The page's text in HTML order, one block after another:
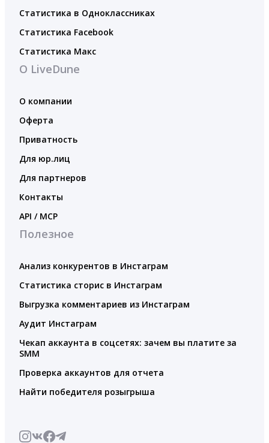
Статистика в Одноклассниках
Статистика Facebook
Статистика Макс
О LiveDune
О компании
Оферта
Приватность
Для юр.лиц
Для партнеров
Контакты
API / MCP
Полезное
Анализ конкурентов в Инстаграм
Статистика сторис в Инстаграм
Выгрузка комментариев из Инстаграм
Аудит Инстаграм
Чекап аккаунта в соцсетях: зачем вы платите за
SMM
Проверка аккаунтов для отчета
Найти победителя розыгрыша